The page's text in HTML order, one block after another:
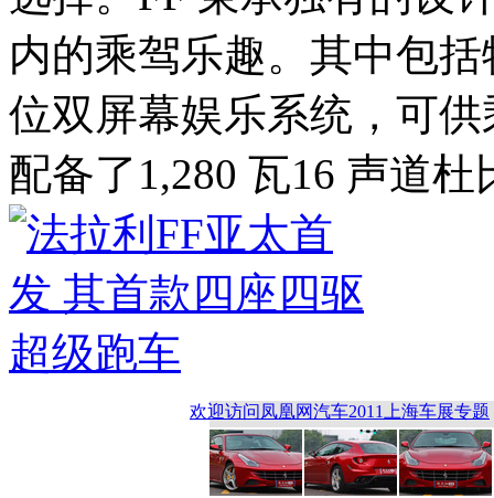
内的乘驾乐趣。其中包
位双屏幕娱乐系统，可
配备了1,280 瓦16 声道
欢迎访问凤凰网汽车2011上海车展专题